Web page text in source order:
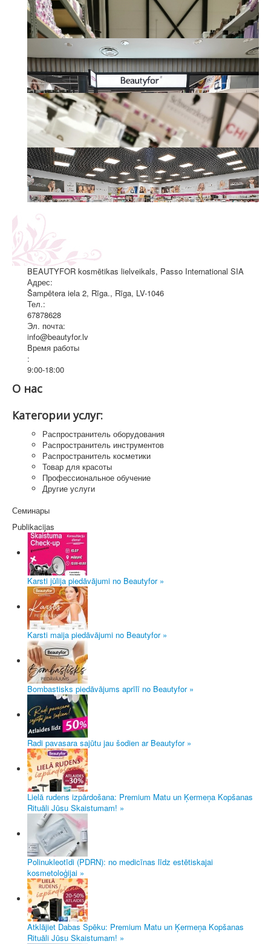
BEAUTYFOR kosmētikas lielveikals, Passo International SIA
Адрес:
Šampētera iela 2, Rīga., Rīga, LV-1046
Тел.:
67878628
Эл. почта:
info@beautyfor.lv
Время работы
:
9:00-18:00
О нас
Категории услуг:
Распространитель оборудования
Распространитель инструментов
Распространитель косметики
Товар для красоты
Профессиональное обучение
Другие услуги
Семинары
Publikacijas
Karsti jūlija piedāvājumi no Beautyfor »
Karsti maija piedāvājumi no Beautyfor »
Bombastisks piedāvājums aprīlī no Beautyfor »
Radi pavasara sajūtu jau šodien ar Beautyfor »
Lielā rudens izpārdošana: Premium Matu un Ķermeņa Kopšanas
Rituāli Jūsu Skaistumam! »
Polinukleotīdi (PDRN): no medicīnas līdz estētiskajai
kosmetoloģijai »
Atklājiet Dabas Spēku: Premium Matu un Ķermeņa Kopšanas
Rituāli Jūsu Skaistumam! »